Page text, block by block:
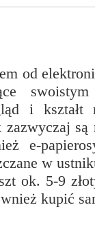
od
i
są
e-
w
ok. 5-9
kupić